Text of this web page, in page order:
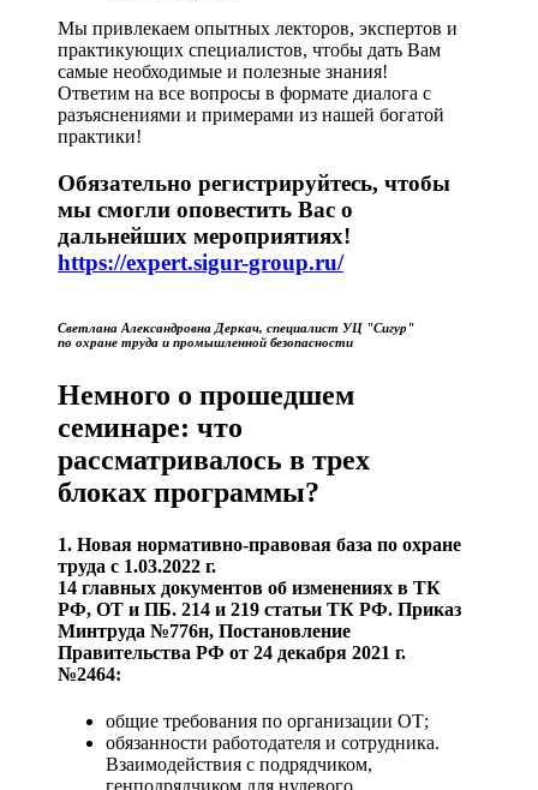
Мы привлекаем опытных лекторов, экспертов и
практикующих специалистов, чтобы дать Вам
самые необходимые и полезные знания!
Ответим на все вопросы в формате диалога с
разъяснениями и примерами из нашей богатой
практики!
Обязательно регистрируйтесь, чтобы
мы смогли оповестить Вас о
дальнейших мероприятиях!
https://expert.sigur-group.ru/
Светлана Александровна Деркач, специалист УЦ "Сигур"
по охране труда и промышленной безопасности
Немного о прошедшем
семинаре: что
рассматривалось в трех
блоках программы?
1. Новая нормативно-правовая база по охране
труда с 1.03.2022 г.
14 главных документов об изменениях в ТК
РФ, ОТ и ПБ. 214 и 219 статьи ТК РФ. Приказ
Минтруда №776н, Постановление
Правительства РФ от 24 декабря 2021 г.
№2464:
общие требования по организации ОТ;
обязанности работодателя и сотрудника.
Взаимодействия с подрядчиком,